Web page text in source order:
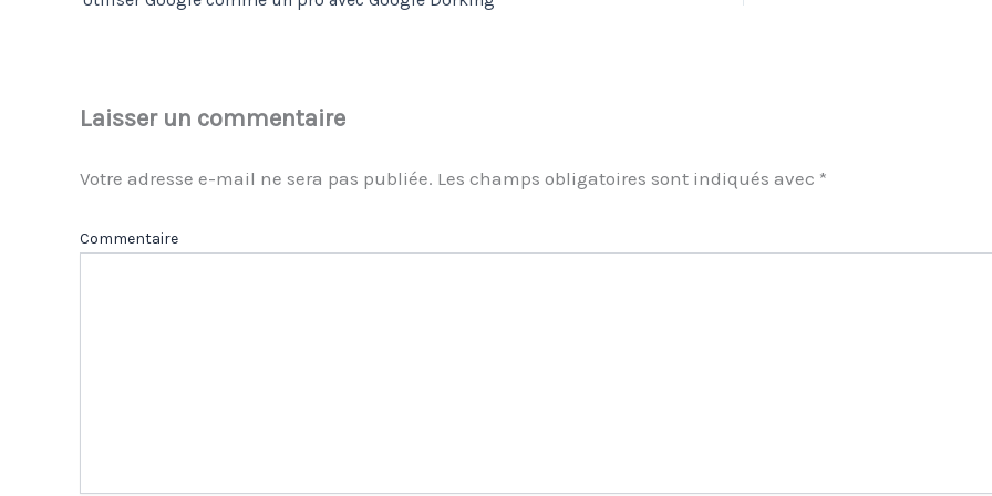
Laisser un commentaire
Votre adresse e-mail ne sera pas publiée. Les champs obligatoires sont indiqués avec *